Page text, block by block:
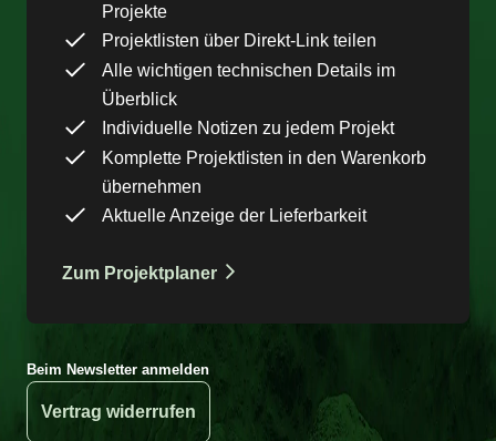
Projekte
Projektlisten über Direkt-Link teilen
Alle wichtigen technischen Details im
Überblick
Individuelle Notizen zu jedem Projekt
Komplette Projektlisten in den Warenkorb
übernehmen
Aktuelle Anzeige der Lieferbarkeit
Zum Projektplaner
Beim Newsletter anmelden
Vertrag widerrufen